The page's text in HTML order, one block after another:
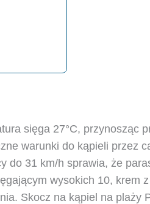
sięga 27°C, przynosząc
warunki do kąpieli przez
do 31 km/h sprawia, że
wysokich 10, krem
Skocz na kąpiel na plaży